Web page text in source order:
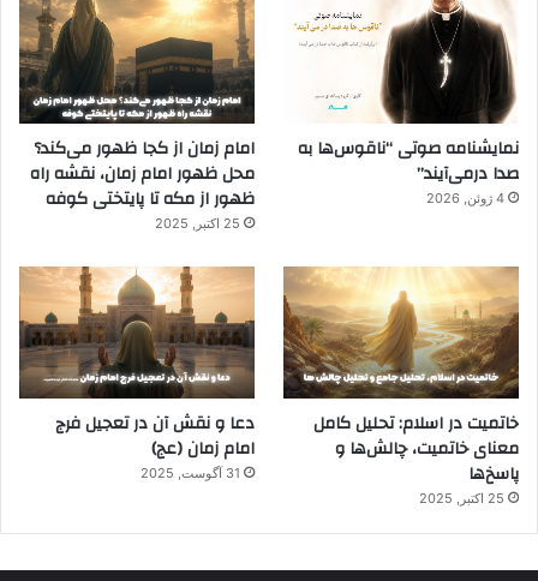
نمایشنامه صوتی “ناقوس‌ها به
صدا در‌می‌آیند”
4 ژوئن, 2026
امام زمان از کجا ظهور می‌کند؟
محل ظهور امام زمان، نقشه راه
ظهور از مکه تا پایتختی کوفه
25 اکتبر, 2025
خاتمیت در اسلام: تحلیل کامل
معنای خاتمیت، چالش‌ها و
پاسخ‌ها
25 اکتبر, 2025
دعا و نقش آن در تعجیل فرج
امام زمان (عج)
31 آگوست, 2025